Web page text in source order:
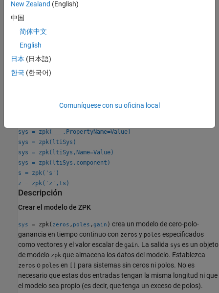
También puede usar
incertidumbre (
Creación
Sintaxis
sys = zpk(zeros,poles,gain,ts)
sys = zpk(zeros,poles,gain,ltiSys)
sys = zpk(
,PropertyName=Value)
sys = zpk(ltiSys)
sys = zpk(ltiSys,Name=Value)
sys = zpk(ltiSys,component)
s = zpk('s')
z = zpk('z',ts)
Descripción
Crear el modelo de ZPK
sys = zpk( zeros , poles ,gain ) crea un modelo de cero-polo-
ganancia en tiempo continuo con zeros y poles especificados
como vectores y el valor escalar de gain. La salida sys es un objeto
de modelo zpk que almacena los datos del modelo. Establezca
zeros o poles en
para sistemas sin ceros ni polos. No es
necesario que estas dos entradas tengan la misma longitud ni que
el modelo sea propio (es decir, que tenga un exceso de polos).
New Zealand (English)
中国
简体中文
English
日本 (日本語)
한국 (한국어)
Comuníquese con su oficina local